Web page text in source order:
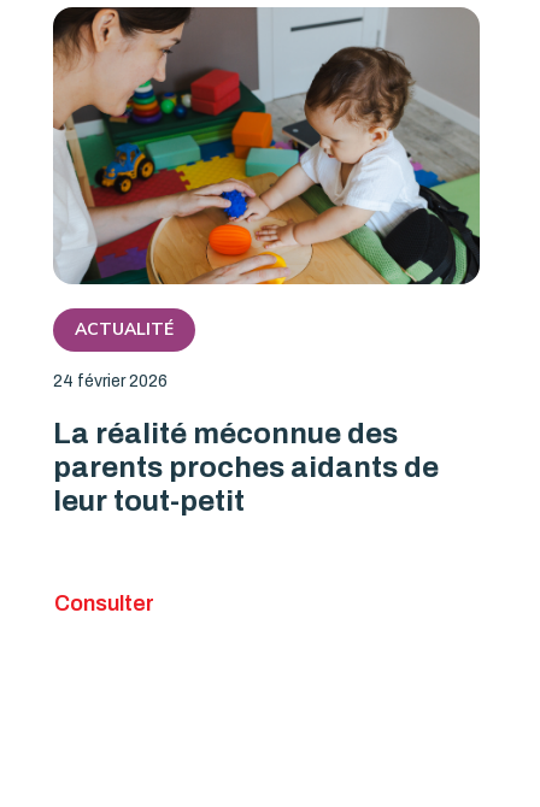
ACTUALITÉ
24 février 2026
La réalité méconnue des
parents proches aidants de
leur tout-petit
Consulter